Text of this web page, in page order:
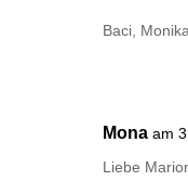
Baci, Monika
Mona am
Liebe